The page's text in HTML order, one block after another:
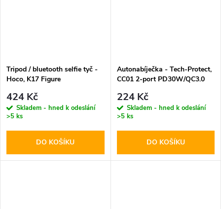
Tripod / bluetooth selfie tyč -
Hoco, K17 Figure
424 Kč
Skladem - hned k odeslání
>5 ks
DO KOŠÍKU
Autonabíječka - Tech-Protect,
CC01 2-port PD30W/QC3.0
224 Kč
Skladem - hned k odeslání
>5 ks
DO KOŠÍKU